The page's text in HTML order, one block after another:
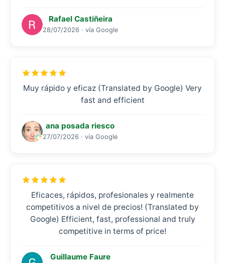
Rafael Castiñeira
28/07/2026 · vía Google
Muy rápido y eficaz (Translated by Google) Very
fast and efficient
ana posada riesco
27/07/2026 · vía Google
Eficaces, rápidos, profesionales y realmente
competitivos a nivel de precios! (Translated by
Google) Efficient, fast, professional and truly
competitive in terms of price!
Guillaume Faure